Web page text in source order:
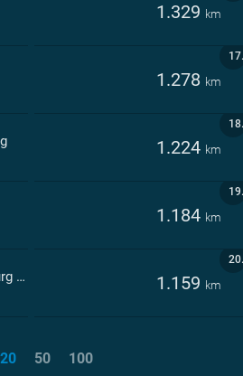
1.329 km
17.
1.278 km
18.
1.224 km
19.
1.184 km
20.
Berufsbildungszentrum Homburg des Saarpfalz-Kreises Homburg 1.159 km
20 50 100